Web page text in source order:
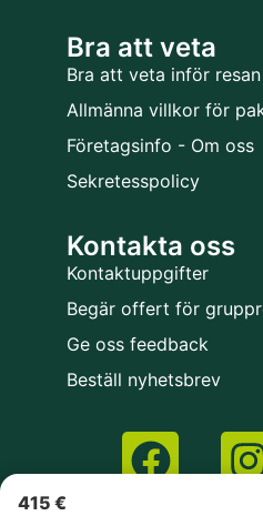
415 €
Bra att veta
Bra att veta inför resan
Allmänna villkor för
Företagsinfo - Om oss
Sekretesspolicy
Kontakta oss
Kontaktuppgifter
Begär offert för
Ge oss feedback
Beställ nyhetsbrev